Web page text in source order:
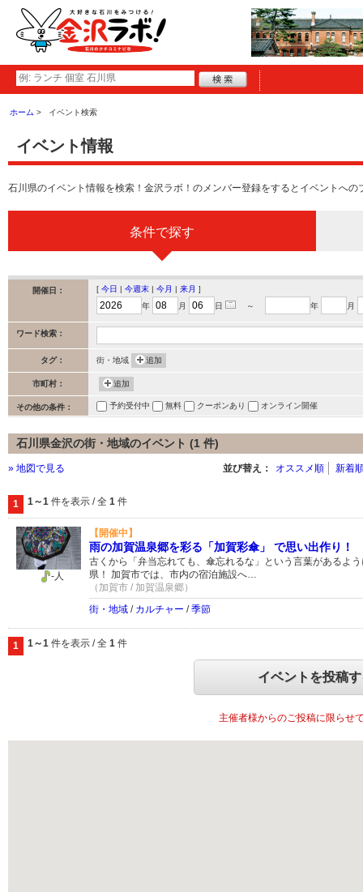
ホーム イベント検索
イベント情報
石川県のイベント情報を検索！金沢ラボ！のメンバー登録をするとイベントへ
条件で探す
開催日： [ 今日 | 今週末 | 今月 | 来月 ]
年
月 日 ～ 年 月
ワード検索：
タグ： 街・地域 追加
市町村： 追加
その他の条件： 予約受付中 無料 クーポンあり オンライン開催
石川県金沢の街・地域のイベント (1 件)
» 地図で見る 並び替え： オススメ順 新着
1 1～1 件を表示 / 全 1 件
【開催中】
雨の加賀温泉郷を彩る「加賀彩傘」 で思い出作り！
古くから「弁当忘れても、傘忘れるな」という言葉があるよ
県！ 加賀市では、市内の宿泊施設へ…
（加賀市 / 加賀温泉郷）
街・地域 / カルチャー /季節
-人
1 1～1 件を表示 / 全 1 件
イベントを投稿
主催者様からのご投稿に限らせ